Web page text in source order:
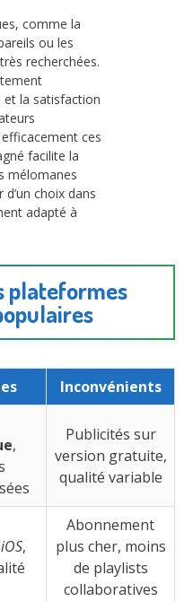
comme la
ou les
recherchées.
et la satisfaction
ces
facilite la
mélomanes
choix dans
adapté à
plateformes
Inconvénients
,
Publicités sur
version gratuite,
qualité variable
,
Abonnement
plus cher, moins
de playlists
collaboratives